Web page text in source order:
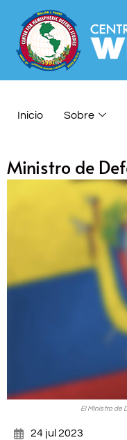
Inicio Sobre
Ministro de
El Ministro de
24 jul 2023